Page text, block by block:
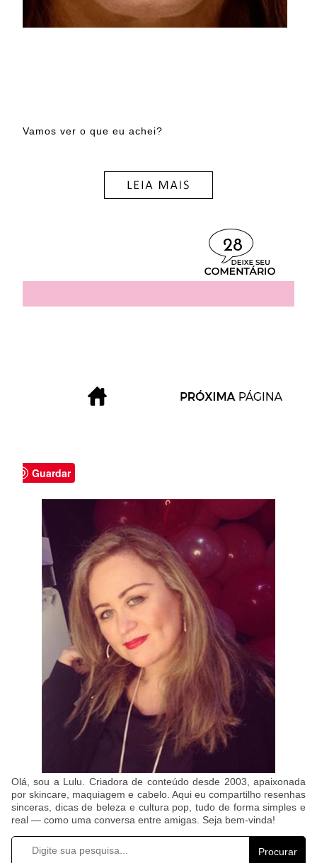
Vamos ver o que eu achei?
28
Guardar
Olá, sou a Lulu. Criadora de conteúdo desde 2003, apaixonada
por skincare, maquiagem e cabelo. Aqui eu compartilho resenhas
sinceras, dicas de beleza e cultura pop, tudo de forma simples e
real — como uma conversa entre amigas. Seja bem-vinda!
Procurar